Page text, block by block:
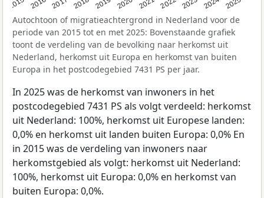
Autochtoon of migratieachtergrond in Nederland voor de
periode van 2015 tot en met 2025: Bovenstaande grafiek
toont de verdeling van de bevolking naar herkomst uit
Nederland, herkomst uit Europa en herkomst van buiten
Europa in het postcodegebied 7431 PS per jaar.
In 2025 was de herkomst van inwoners in het
postcodegebied 7431 PS als volgt verdeeld: herkomst
uit Nederland: 100%, herkomst uit Europese landen:
0,0% en herkomst uit landen buiten Europa: 0,0% En
in 2015 was de verdeling van inwoners naar
herkomstgebied als volgt: herkomst uit Nederland:
100%, herkomst uit Europa: 0,0% en herkomst van
buiten Europa: 0,0%.